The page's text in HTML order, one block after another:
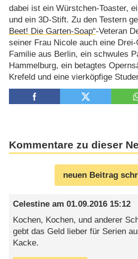
dabei ist ein Würstchen-Toaster,
und ein 3D-Stift. Zu den Testern
Beet! Die Garten-Soap“-Veteran
seiner Frau Nicole auch eine Drei-
Familie aus Berlin, ein schwules
Hammelburg, ein betagtes
Krefeld und eine vierköpfige
Kommentare zu dieser
neuen Beitrag
Celestine am01.09.2016 15:12
Kochen, Kochen, und anderer
gebt das Geld lieber für Serien
Kacke.